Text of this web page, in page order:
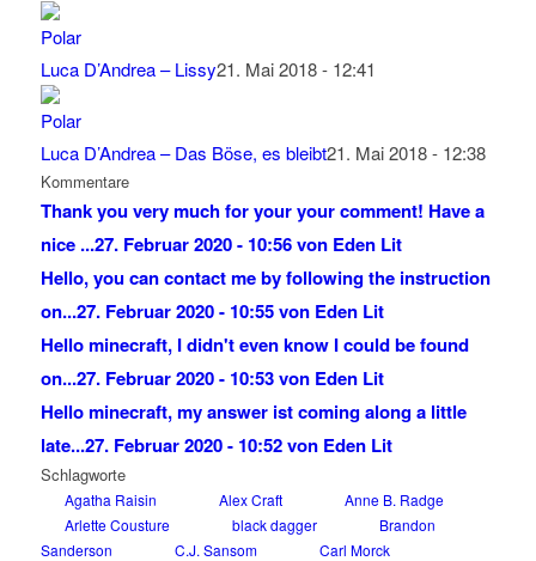
Luca D’Andrea – Lissy21. Mai 2018 - 12:41
Luca D’Andrea – Das Böse, es bleibt21. Mai 2018 - 12:38
Kommentare
Thank you very much for your your comment! Have a
nice ...27. Februar 2020 - 10:56 von Eden Lit
Hello, you can contact me by following the instruction
on...27. Februar 2020 - 10:55 von Eden Lit
Hello minecraft, I didn't even know I could be found
on...27. Februar 2020 - 10:53 von Eden Lit
Hello minecraft, my answer ist coming along a little
late...27. Februar 2020 - 10:52 von Eden Lit
Schlagworte
Agatha Raisin Alex Craft
Anne B. Radge
Arlette Cousture
black dagger
Brandon
Sanderson
C.J. Sansom
Carl Morck